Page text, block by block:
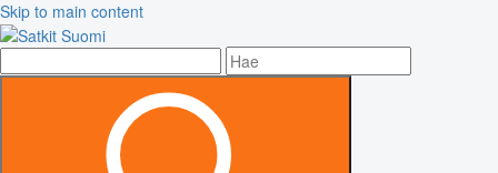
Skip to main content